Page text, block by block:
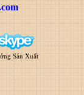
Sản Xuất